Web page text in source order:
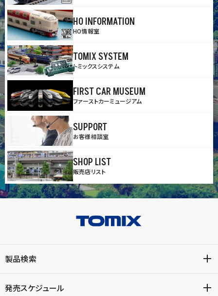
HO INFORMATION
HO情報室
TOMIX SYSTEM
トミックスシステム
FIRST CAR MUSEUM
ファーストカーミュージアム
SUPPORT
お客様相談室
SHOP LIST
販売店リスト
製品検索
発売スケジュール